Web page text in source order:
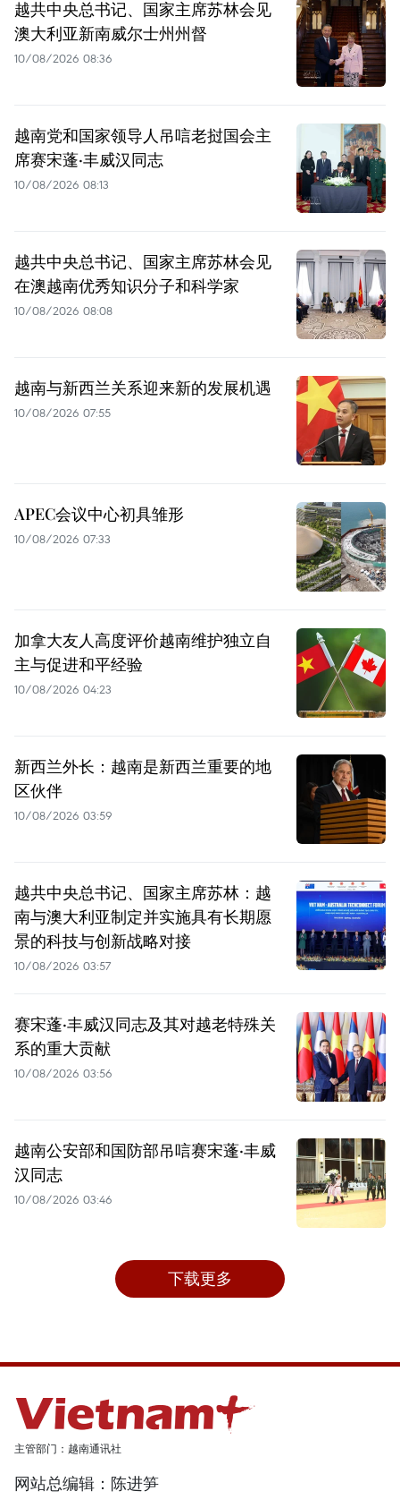
越共中央总书记、国家主席苏林会见
澳大利亚新南威尔士州州督
10/08/2026 08:36
越南党和国家领导人吊唁老挝国会主
席赛宋蓬·丰威汉同志
10/08/2026 08:13
越共中央总书记、国家主席苏林会见
在澳越南优秀知识分子和科学家
10/08/2026 08:08
越南与新西兰关系迎来新的发展机遇
10/08/2026 07:55
APEC会议中心初具雏形
10/08/2026 07:33
加拿大友人高度评价越南维护独立自
主与促进和平经验
10/08/2026 04:23
新西兰外长：越南是新西兰重要的地
区伙伴
10/08/2026 03:59
越共中央总书记、国家主席苏林：越
南与澳大利亚制定并实施具有长期愿
景的科技与创新战略对接
10/08/2026 03:57
赛宋蓬·丰威汉同志及其对越老特殊关
系的重大贡献
10/08/2026 03:56
越南公安部和国防部吊唁赛宋蓬·丰威
汉同志
10/08/2026 03:46
下载更多
主管部门：越南通讯社
网站总编辑：陈进笋